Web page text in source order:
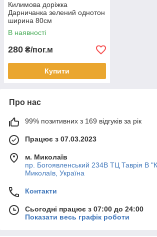
Килимова доріжка
Дарничанка зелений однотон
ширина 80см
В наявності
280 ₴/пог.м
Купити
Про нас
99% позитивних з 169 відгуків за рік
Працює з 07.03.2023
м. Миколаїв
пр. Богоявленський 234В ТЦ Таврія В
Миколаїв, Україна
Контакти
Сьогодні працює з 07:00 до 24:00
Показати весь графік роботи